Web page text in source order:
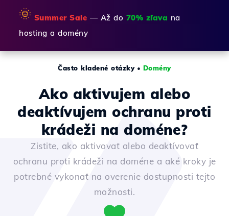
🌞 Summer Sale — Až do 70% zľava na
hosting a domény
Často kladené otázky• Domény
Ako aktivujem alebo
deaktívujem ochranu proti
krádeži na doméne?
Zistite, ako aktivovať alebo deaktívovať
ochranu proti krádeži na doméne a aké kroky je
potrebné vykonať na overenie dostupnosti tejto
možnosti.